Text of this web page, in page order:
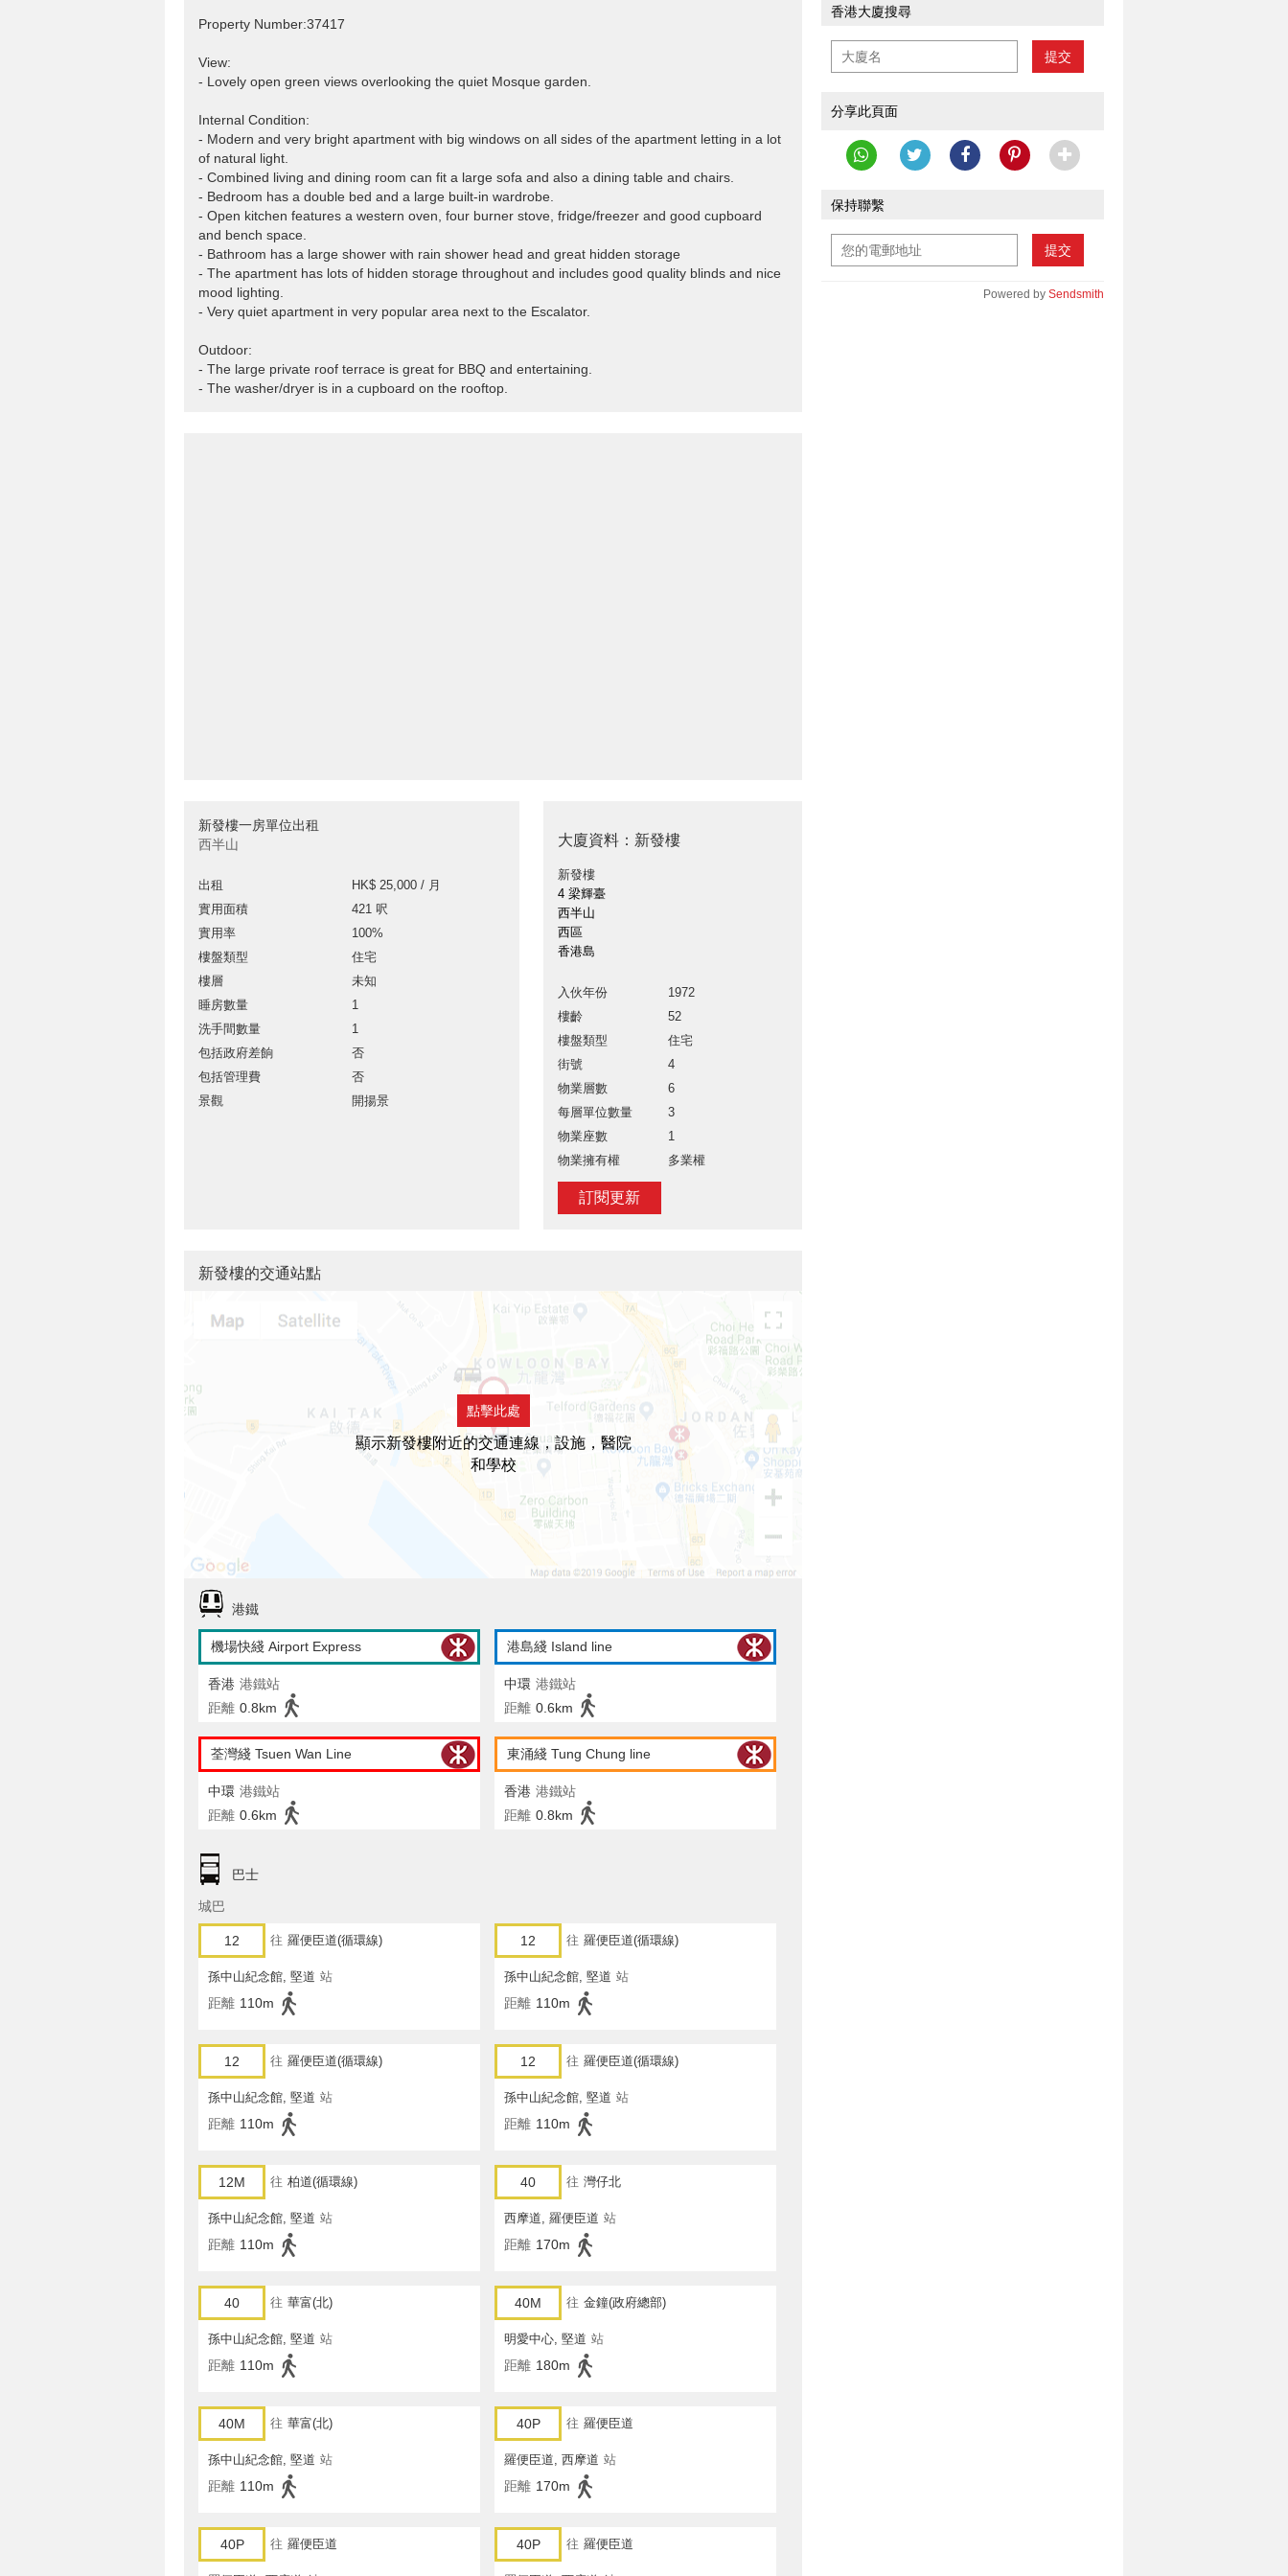
Property Number:37417
View:
- Lovely open green views overlooking the quiet Mosque garden.
Internal Condition:
- Modern and very bright apartment with big windows on all sides of the apartment letting in a lot
of natural light.
- Combined living and dining room can fit a large sofa and also a dining table and chairs.
- Bedroom has a double bed and a large built-in wardrobe.
- Open kitchen features a western oven, four burner stove, fridge/freezer and good cupboard
and bench space.
- Bathroom has a large shower with rain shower head and great hidden storage
- The apartment has lots of hidden storage throughout and includes good quality blinds and nice
mood lighting.
- Very quiet apartment in very popular area next to the Escalator.
Outdoor:
- The large private roof terrace is great for BBQ and entertaining.
- The washer/dryer is in a cupboard on the rooftop.
新發樓一房單位出租
西半山
出租
HK$ 25,000 / 月
實用面積
421 呎
實用率
100%
樓盤類型
住宅
樓層
未知
睡房數量
1
洗手間數量
1
包括政府差餉
否
包括管理費
否
景觀
開揚景
大廈資料：新發樓
新發樓
4 梁輝臺
西半山
西區
香港島
入伙年份
1972
樓齡
52
樓盤類型
住宅
街號
4
物業層數
6
每層單位數量
3
物業座數
1
物業擁有權
多業權
訂閱更新
香港大廈搜尋
提交
分享此頁面
保持聯繫
提交
Powered by Sendsmith
新發樓的交通站點
點擊此處
顯示新發樓附近的交通連線，設施，醫院
和學校
港鐵
機場快綫 Airport Express
香港 港鐵站
距離 0.8km
港島綫 Island line
中環 港鐵站
距離 0.6km
荃灣綫 Tsuen Wan Line
中環 港鐵站
距離 0.6km
東涌綫 Tung Chung line
香港 港鐵站
距離 0.8km
巴士
城巴
12 往 羅便臣道(循環線)
孫中山紀念館, 堅道 站
距離 110m
12 往 羅便臣道(循環線)
孫中山紀念館, 堅道 站
距離 110m
12 往 羅便臣道(循環線)
孫中山紀念館, 堅道 站
距離 110m
12 往 羅便臣道(循環線)
孫中山紀念館, 堅道 站
距離 110m
12M 往 柏道(循環線)
孫中山紀念館, 堅道 站
距離 110m
40 往 灣仔北
西摩道, 羅便臣道 站
距離 170m
40 往 華富(北)
孫中山紀念館, 堅道 站
距離 110m
40M 往 金鐘(政府總部)
明愛中心, 堅道 站
距離 180m
40M 往 華富(北)
孫中山紀念館, 堅道 站
距離 110m
40P 往 羅便臣道
羅便臣道, 西摩道 站
距離 170m
40P 往 羅便臣道 40P 往 羅便臣道